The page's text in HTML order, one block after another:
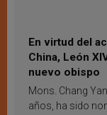
En virtud del
China, León
nuevo obispo
Mons. Chang
años, ha sido